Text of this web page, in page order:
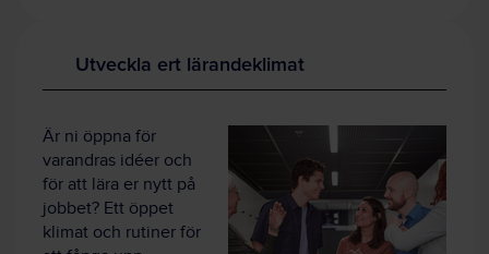
Utveckla ert lärandeklimat
Är ni öppna för
varandras idéer och
för att lära er nytt på
jobbet? Ett öppet
klimat och rutiner för